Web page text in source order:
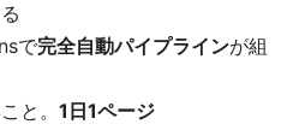
で完全自動パイプラインが組
と。 1日1ページ